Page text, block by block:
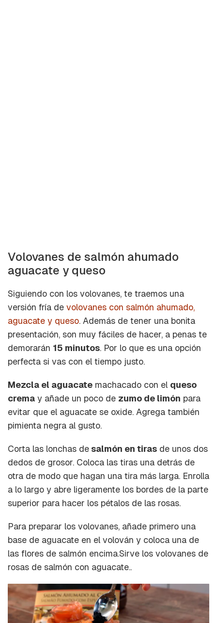
Volovanes de salmón ahumado
aguacate y queso
Siguiendo con los volovanes, te traemos una
versión fría de volovanes con salmón ahumado,
aguacate y queso. Además de tener una bonita
presentación, son muy fáciles de hacer, a penas te
demorarán 15 minutos. Por lo que es una opción
perfecta si vas con el tiempo justo.
Mezcla el aguacate machacado con el queso
crema y añade un poco de zumo de limón para
evitar que el aguacate se oxide. Agrega también
pimienta negra al gusto.
Corta las lonchas de salmón en tiras de unos dos
dedos de grosor. Coloca las tiras una detrás de
otra de modo que hagan una tira más larga. Enrolla
a lo largo y abre ligeramente los bordes de la parte
superior para hacer los pétalos de las rosas.
Para preparar los volovanes, añade primero una
base de aguacate en el volován y coloca una de
las flores de salmón encima.Sirve los volovanes de
rosas de salmón con aguacate..